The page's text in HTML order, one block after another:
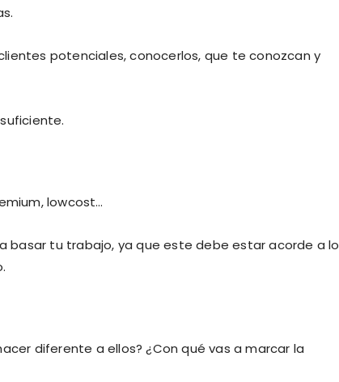
potenciales, conocerlos, que te conozcan y
lowcost…
basar tu trabajo, ya que este debe estar acorde a lo
diferente a ellos? ¿Con qué vas a marcar la